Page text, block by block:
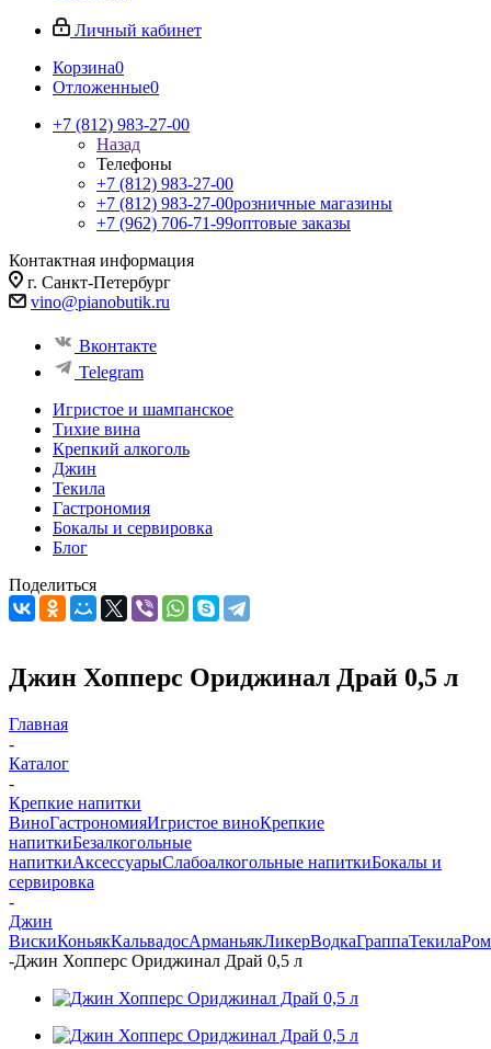
Личный кабинет
Корзина0
Отложенные0
+7 (812) 983-27-00
Назад
Телефоны
+7 (812) 983-27-00
+7 (812) 983-27-00розничные магазины
+7 (962) 706-71-99оптовые заказы
Контактная информация
г. Санкт-Петербург
vino@pianobutik.ru
Вконтакте
Telegram
Игристое и шампанское
Тихие вина
Крепкий алкоголь
Джин
Текила
Гастрономия
Бокалы и сервировка
Блог
Поделиться
Джин Хопперс Ориджинал Драй 0,5 л
Главная
-
Каталог
-
Крепкие напитки
ВиноГастрономияИгристое виноКрепкие
напиткиБезалкогольные
напиткиАксессуарыСлабоалкогольные напиткиБокалы и
сервировка
-
Джин
ВискиКоньякКальвадосАрманьякЛикерВодкаГраппаТекилаРом
-Джин Хопперс Ориджинал Драй 0,5 л